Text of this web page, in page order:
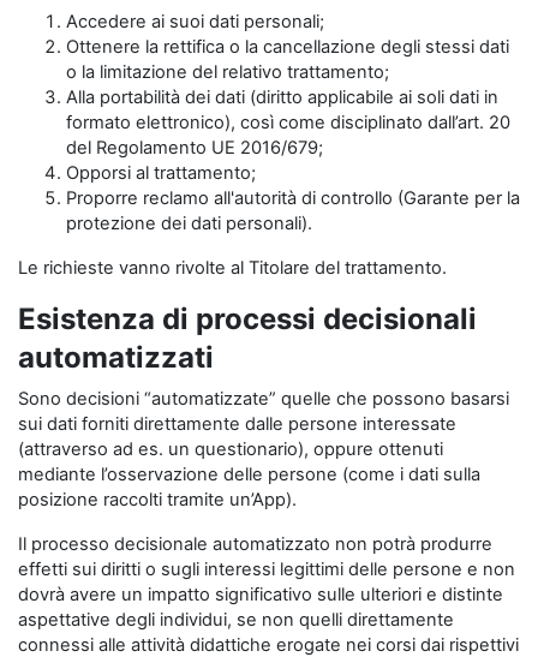
Accedere ai suoi dati personali;
Ottenere la rettifica o la cancellazione degli stessi dati
o la limitazione del relativo trattamento;
Alla portabilità dei dati (diritto applicabile ai soli dati in
formato elettronico), così come disciplinato dall’art. 20
del Regolamento UE 2016/679;
Opporsi al trattamento;
Proporre reclamo all'autorità di controllo (Garante per la
protezione dei dati personali).
Le richieste vanno rivolte al Titolare del trattamento.
Esistenza di processi decisionali
automatizzati
Sono decisioni “automatizzate” quelle che possono basarsi
sui dati forniti direttamente dalle persone interessate
(attraverso ad es. un questionario), oppure ottenuti
mediante l’osservazione delle persone (come i dati sulla
posizione raccolti tramite un’App).
Il processo decisionale automatizzato non potrà produrre
effetti sui diritti o sugli interessi legittimi delle persone e non
dovrà avere un impatto significativo sulle ulteriori e distinte
aspettative degli individui, se non quelli direttamente
connessi alle attività didattiche erogate nei corsi dai rispettivi